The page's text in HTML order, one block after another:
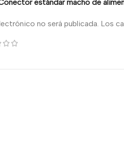
estándar macho de
no será publicada. Los